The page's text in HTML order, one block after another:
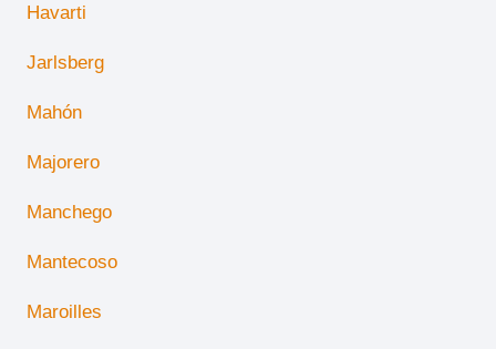
Havarti
Jarlsberg
Mahón
Majorero
Manchego
Mantecoso
Maroilles